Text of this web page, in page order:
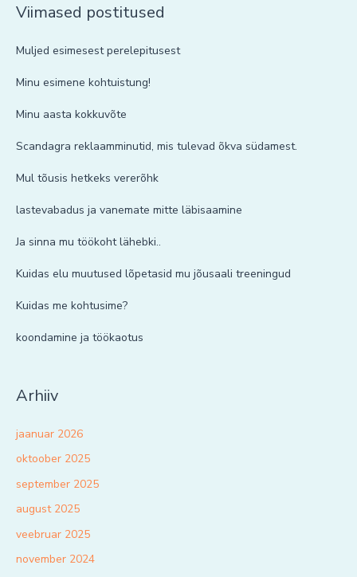
Viimased postitused
Muljed esimesest perelepitusest
Minu esimene kohtuistung!
Minu aasta kokkuvõte
Scandagra reklaamminutid, mis tulevad õkva südamest.
Mul tõusis hetkeks vererõhk
lastevabadus ja vanemate mitte läbisaamine
Ja sinna mu töökoht lähebki..
Kuidas elu muutused lõpetasid mu jõusaali treeningud
Kuidas me kohtusime?
koondamine ja töökaotus
Arhiiv
jaanuar 2026
oktoober 2025
september 2025
august 2025
veebruar 2025
november 2024